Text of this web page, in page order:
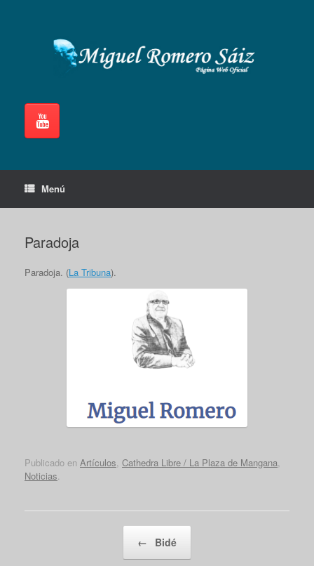
Menú
Paradoja
Paradoja. (La Tribuna).
Publicado en Artículos Cathedra Libre / La Plaza de Mangana
Noticias
← Bidé